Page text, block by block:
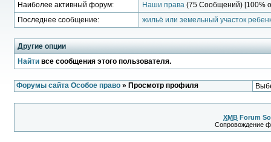
Наиболее активный форум:
Наши права(75 Сообщений) [100%
Последнее сообщение:
жильё или земельный участок
Другие опции
Найтивсе сообщения этого пользователя.
Форумы сайта Особое право» Просмотр профиля
XMB Forum
Сопровождение